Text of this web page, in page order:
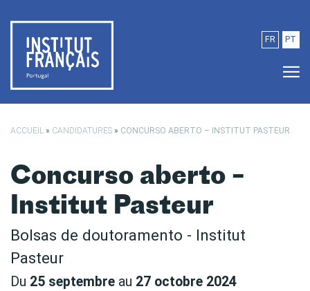
FR PT
ACCUEIL » CANDIDATURES » CONCURSO ABERTO – INSTITUT PASTEUR
Concurso aberto –
Institut Pasteur
Bolsas de doutoramento - Institut
Pasteur
Du 25 septembre au 27 octobre 2024